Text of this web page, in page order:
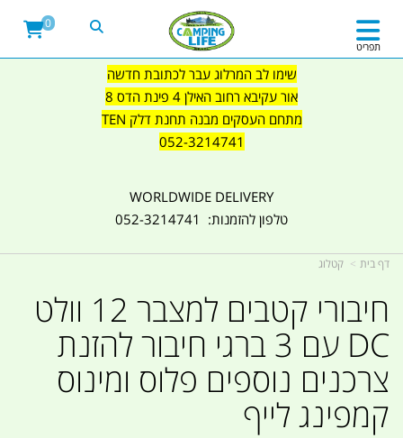
שימו לב המרלוג עבר לכתובת חדשה
אור עקיבא רחוב האילן 4 פינת הדס 8
מתחם העסקים מבנה תחנת דלק TEN
052-3214741
WORLDWIDE DELIVERY
טלפון להזמנות: 052-3214741
תפריט
0
דף בית קטלוג
חיבורי קטבים למצבר 12 וולט
DC עם 3 ברגי חיבור להזנת
צרכנים נוספים פלוס ומינוס
קמפינג לייף